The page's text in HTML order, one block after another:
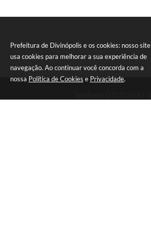
Prefeitura de Divinópolis e os cookies: nosso site
usa cookies para melhorar a sua experiência de
navegação. Ao continuar você concorda com a
nossa Política de Cookies e Privacidade.